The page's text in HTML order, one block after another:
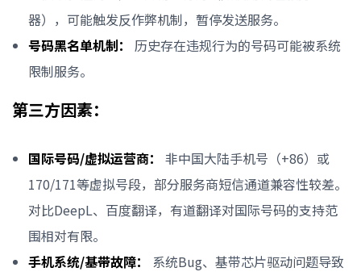
器），可能触发反作弊机制，暂停发送服务。
号码黑名单机制：
历史存在违规行为的号码可能被系统
限制服务。
第三方因素：
国际号码/虚拟运营商：
非中国大陆手机号（+86）或
170/171等虚拟号段，部分服务商短信通道兼容性较差。
对比DeepL、百度翻译，有道翻译对国际号码的支持范
围相对有限。
手机系统/基带故障：
系统Bug、基带芯片驱动问题导致